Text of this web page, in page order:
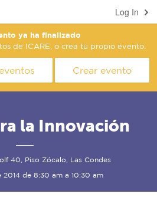
Log In
ya ha finalizado
de ICARE, o crea tu propio evento.
Crear evento
la Innovación
40, Piso Zócalo, Las Condes
2014 de 8:30 am a 10:30 am